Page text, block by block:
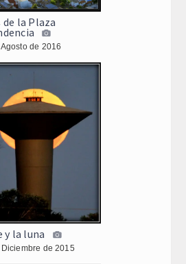
la Plaza
de 2016
y la luna
de 2015